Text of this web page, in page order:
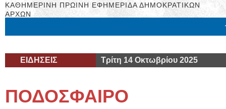
ΚΑΘΗΜΕΡΙΝΗ ΠΡΩΙΝΗ ΕΦΗΜΕΡΙΔΑ ΔΗΜΟΚΡΑΤΙΚΩΝ
ΑΡΧΩΝ
ΕΙΔΗΣΕΙΣ Τρίτη 14 Οκτωβρίου 2025
ΠΟΔΟΣΦΑΙΡΟ